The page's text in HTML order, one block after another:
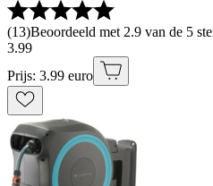
(13)Beoordeeld met 2.9 van de 5
3.99
Prijs: 3.99 euro